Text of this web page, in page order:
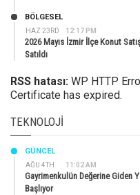
HAZ 23RD 12:17 PM
BÖLGESEL
2026 Mayıs İzmir İlçe Konut
Satıldı
RSS hatası: WP HTTP
Certificate has expired.
TEKNOLOJI
AĞU 4TH 11:02 AM
GÜNCEL
Gayrimenkulün Değerine Giden
Başlıyor